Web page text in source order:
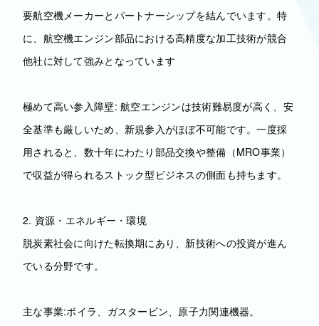
要航空機メーカーとパートナーシップを結んでいます。特
に、航空機エンジン部品における高精度な加工技術が競合
他社に対して強みとなっています
極めて高い参入障壁: 航空エンジンは技術難易度が高く、安
全基準も厳しいため、新規参入がほぼ不可能です。一度採
用されると、数十年にわたり部品交換や整備（MRO事業）
で収益が得られるストック型ビジネスの側面も持ちます。
2. 資源・エネルギー・環境
脱炭素社会に向けた転換期にあり、新技術への投資が進ん
でいる分野です。
主な事業:ボイラ、ガスタービン、原子力関連機器。